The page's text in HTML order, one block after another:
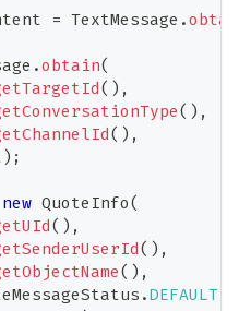
= TextMessage .
.obtain(
( ) ,
( ) ,
( ) ,
) ;
new QuoteInfo(
( ) ,
( ) ,
( ) ,
.DEFAULT